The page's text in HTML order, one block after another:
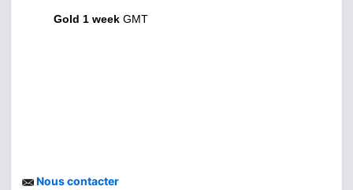
Gold 1 week GMT
Nous contacter